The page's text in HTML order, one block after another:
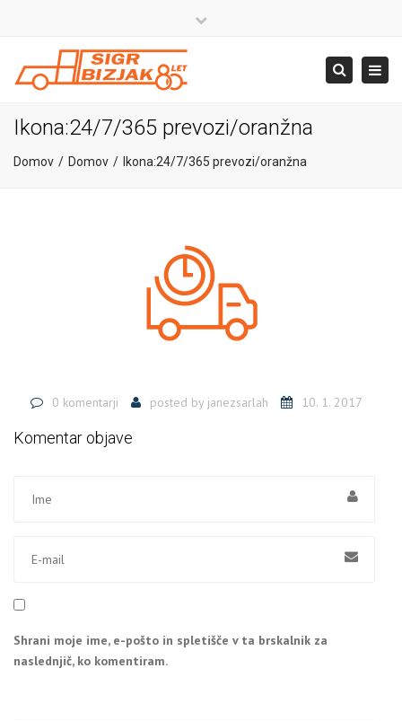
+386 4 581 37 00
Search
Ikona:24/7/365 prevozi/oranžna
Domov Domov Ikona:24/7/365 prevozi/oranžna
0 komentarji posted by janezsarlah 10. 1. 2017
Komentar objave
Shrani moje ime, e-pošto in spletišče v ta brskalnik za
naslednjič, ko komentiram.